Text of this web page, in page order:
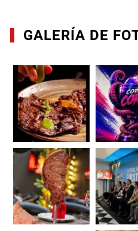
GALERÍA DE